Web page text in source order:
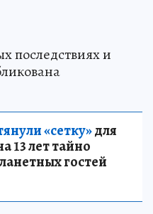
последствиях и
«сетку»для
13 лет тайно
гостей